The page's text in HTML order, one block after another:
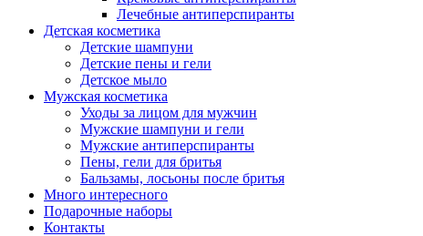
Лечебные антиперспиранты
Детская косметика
Детские шампуни
Детские пены и гели
Детское мыло
Мужская косметика
Уходы за лицом для мужчин
Мужские шампуни и гели
Мужские антиперспиранты
Пены, гели для бритья
Бальзамы, лосьоны после бритья
Много интересного
Подарочные наборы
Контакты